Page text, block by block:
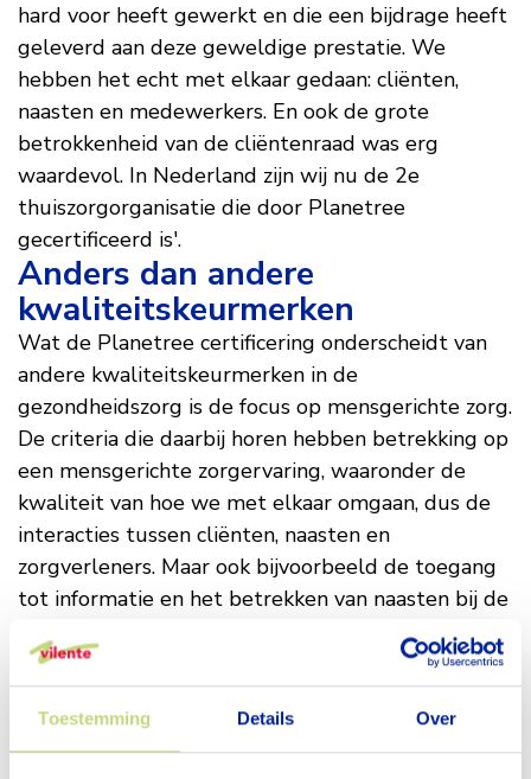
Toestemming Details Over
hard voor heeft gewerkt en die een bijdrage heeft
geleverd aan deze geweldige prestatie. We
hebben het echt met elkaar gedaan: cliënten,
naasten en medewerkers. En ook de grote
betrokkenheid van de cliëntenraad was erg
waardevol. In Nederland zijn wij nu de 2e
thuiszorgorganisatie die door Planetree
gecertificeerd is'.
Anders dan andere
kwaliteitskeurmerken
Wat de Planetree certificering onderscheidt van
andere kwaliteitskeurmerken in de
gezondheidszorg is de focus op mensgerichte zorg.
De criteria die daarbij horen hebben betrekking op
een mensgerichte zorgervaring, waaronder de
kwaliteit van hoe we met elkaar omgaan, dus de
interacties tussen cliënten, naasten en
zorgverleners. Maar ook bijvoorbeeld de toegang
tot informatie en het betrekken van naasten bij de
Tijdens een intensieve reeks van diverse bezoeken,
audits en panelgesprekken heeft Planetree
uitgebreid gesproken met cliënten en naasten